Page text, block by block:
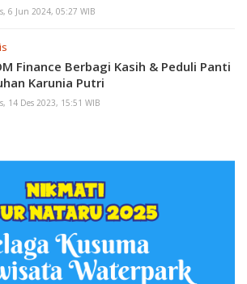
6 Jun 2024, 05:27 WIB
Finance Berbagi Kasih & Peduli Panti
Karunia Putri
14 Des 2023, 15:51 WIB